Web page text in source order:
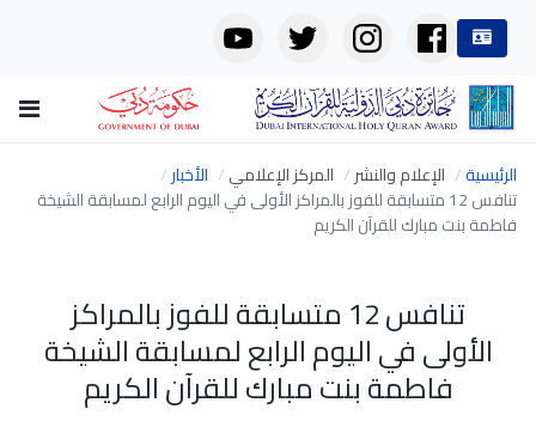
الرئيسية الإعلام والنشر المركز الإعلامي
الأخبار
تنافس 12 متسابقة للفوز بالمراكز الأولى في اليوم الرابع لمسابقة الشيخة
فاطمة بنت مبارك للقرآن الكريم
تنافس 12 متسابقة للفوز بالمراكز
الأولى في اليوم الرابع لمسابقة الشيخة
فاطمة بنت مبارك للقرآن الكريم